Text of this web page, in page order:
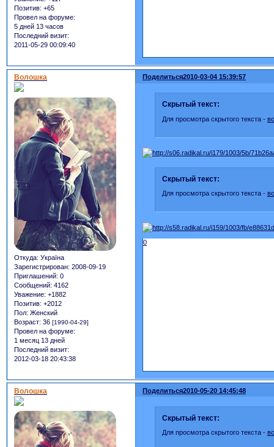
Позитив: +65
Провел на форуме:
5 дней 13 часов
Последний визит:
2011-05-29 00:09:40
Поделиться2010-03-04 15:39:57
Волошка
Откуда: Україна
Зарегистрирован: 2008-09-19
Приглашений: 0
Сообщений: 4162
Уважение: +1882
Позитив: +2012
Пол: Женский
Возраст: 36 [1990-04-29]
Провел на форуме:
1 месяц 13 дней
Последний визит:
2012-03-18 20:43:38
Скрытый текст:
Для просмотра скрытого текста -
Скрытый текст:
Для просмотра скрытого текста -
0
Поделиться2010-05-20 14:45:48
Волошка
Скрытый текст:
Для просмотра скрытого текста -